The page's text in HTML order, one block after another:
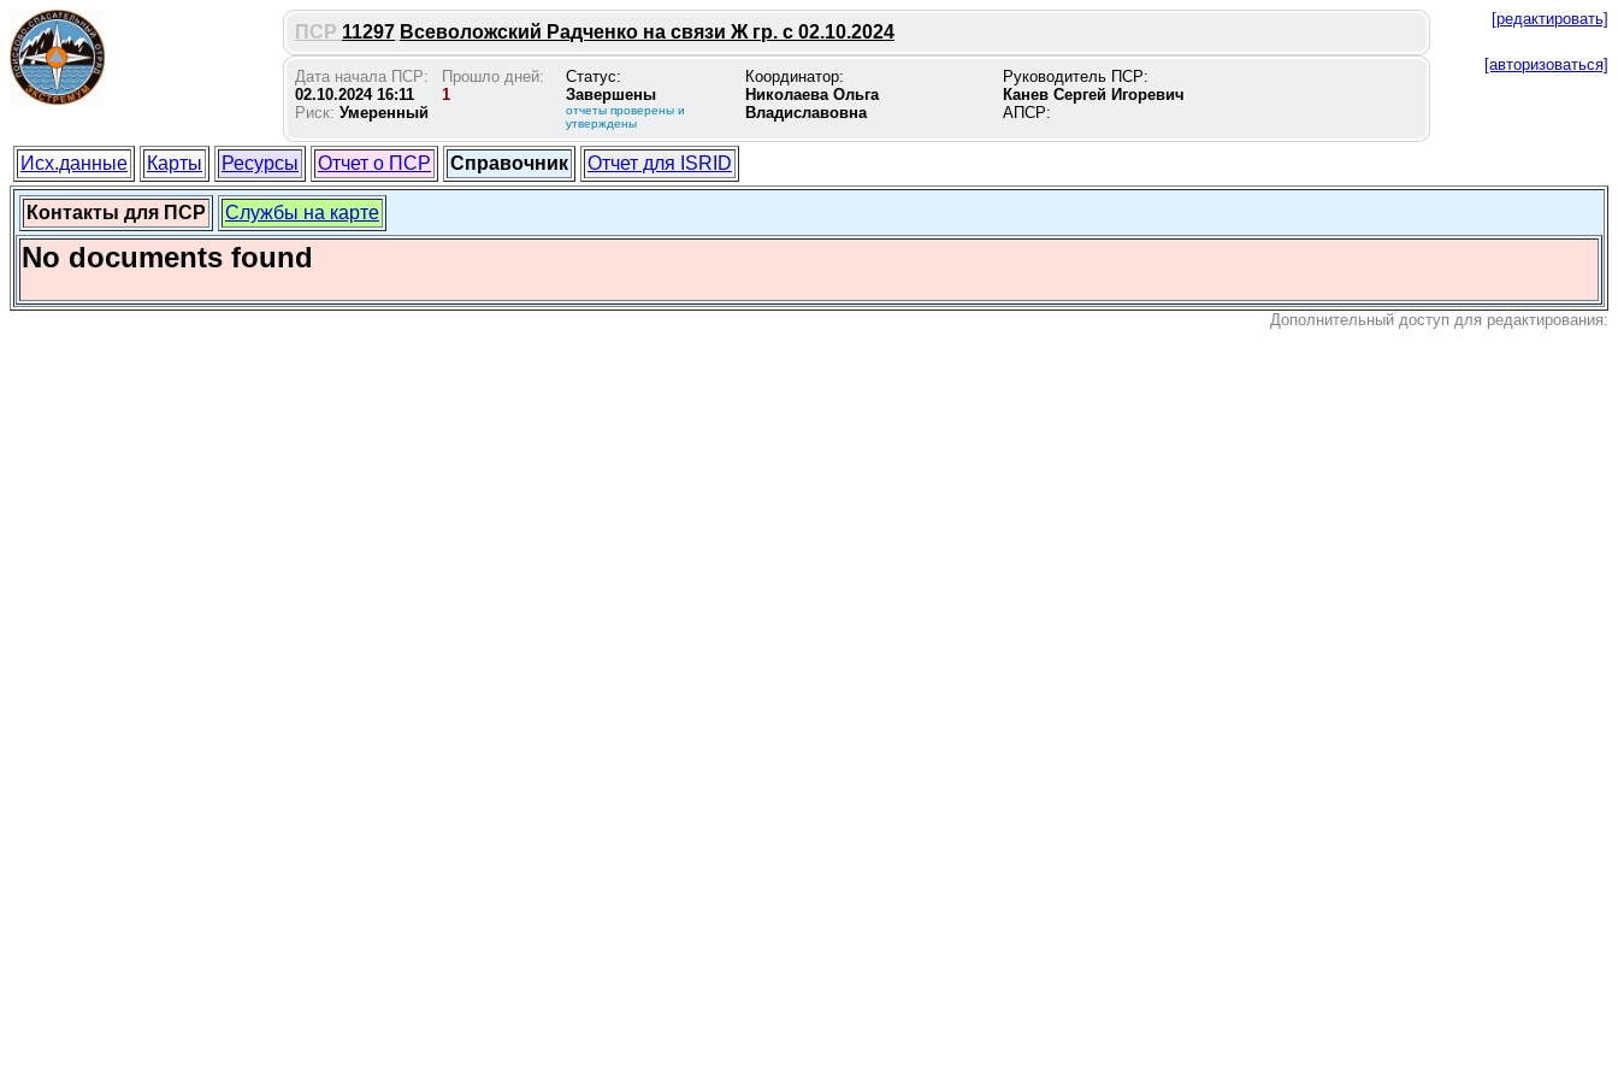
ПСР 11297 Всеволожский Радченко на связи Ж гр. с 02.10.2024
[редактировать]
Дата начала ПСР:
02.10.2024 16:11
Риск: Умеренный
Прошло дней:
1
Статус:
Завершены
отчеты проверены и
утверждены
Координатор:
Николаева Ольга
Владиславовна
Руководитель ПСР:
Канев Сергей Игоревич
АПСР:
[авторизоваться]
Исх.данные Карты Ресурсы Отчет о ПСР Справочник Отчет для ISRID
Контакты для ПСР Службы на карте
No documents found
Дополнительный доступ для редактирования: